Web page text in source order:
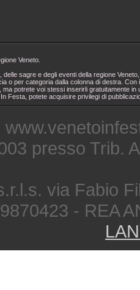
Veneto.
delle sagre e degli eventi della regione
o per categoria dalla colonna di destra.
ma potrete voi stessi inserirli gratuitamente
Festa, potete acquisire privilegi di
presso Trib.
via Fabio
- REA